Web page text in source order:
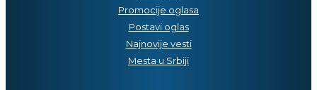
Promocije oglasa
Postavi oglas
Najnovije vesti
Mesta u Srbiji